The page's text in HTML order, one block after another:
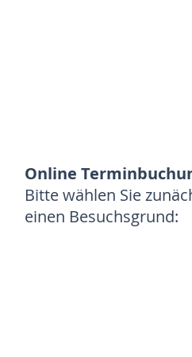
Online
Bitte wählen Sie
einen Besuchsgrund: